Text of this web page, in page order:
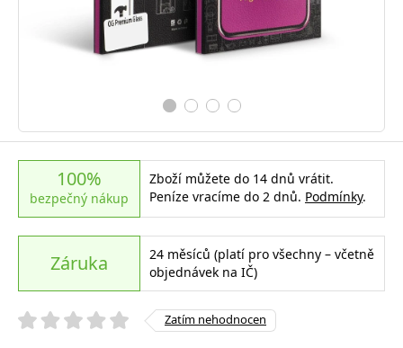
100%
bezpečný nákup
Zboží můžete do 14 dnů vrátit.
Peníze vracíme do 2 dnů. Podmínky.
Záruka
24 měsíců (platí pro všechny – včetně
objednávek na IČ)
Zatím nehodnocen